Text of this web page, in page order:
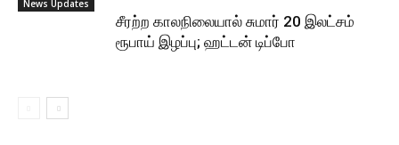
News Updates
சீரற்ற காலநிலையால் சுமார் 20 இலட்சம்
ரூபாய் இழப்பு; ஹட்டன் டிப்போ